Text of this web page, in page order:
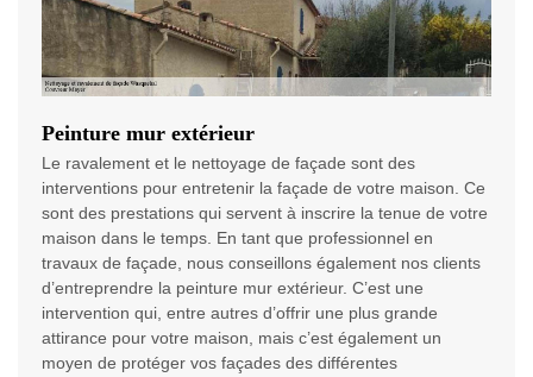
Peinture mur extérieur
Le ravalement et le nettoyage de façade sont des
interventions pour entretenir la façade de votre maison. Ce
sont des prestations qui servent à inscrire la tenue de votre
maison dans le temps. En tant que professionnel en
travaux de façade, nous conseillons également nos clients
d’entreprendre la peinture mur extérieur. C’est une
intervention qui, entre autres d’offrir une plus grande
attirance pour votre maison, mais c’est également un
moyen de protéger vos façades des différentes